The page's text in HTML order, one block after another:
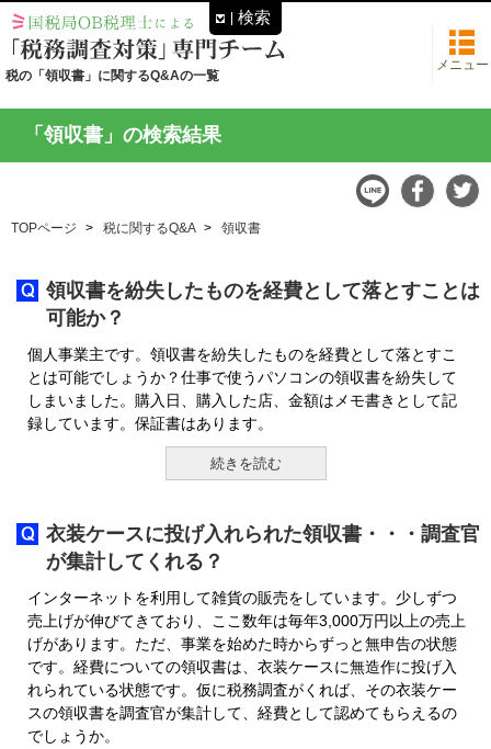
税の「領収書」に関するQ&Aの一覧
メニュー
「領収書」の検索結果
TOPページ 税に関するQ&A 領収書
領収書を紛失したものを経費として落とすことは
可能か？
個人事業主です。領収書を紛失したものを経費として落とすこ
とは可能でしょうか？仕事で使うパソコンの領収書を紛失して
しまいました。購入日、購入した店、金額はメモ書きとして記
録しています。保証書はあります。
続きを読む
衣装ケースに投げ入れられた領収書・・・調査官
が集計してくれる？
インターネットを利用して雑貨の販売をしています。少しずつ
売上げが伸びてきており、ここ数年は毎年3,000万円以上の売上
げがあります。ただ、事業を始めた時からずっと無申告の状態
です。経費についての領収書は、衣装ケースに無造作に投げ入
れられている状態です。仮に税務調査がくれば、その衣装ケー
スの領収書を調査官が集計して、経費として認めてもらえるの
でしょうか。
検索